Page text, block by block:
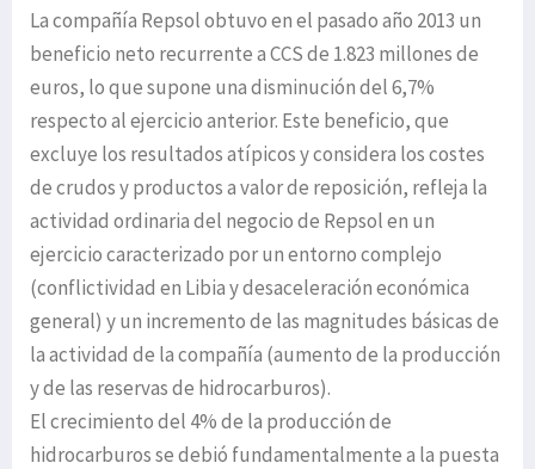
La compañía Repsol obtuvo en el pasado año 2013 un
beneficio neto recurrente a CCS de 1.823 millones de
euros, lo que supone una disminución del 6,7%
respecto al ejercicio anterior. Este beneficio, que
excluye los resultados atípicos y considera los costes
de crudos y productos a valor de reposición, refleja la
actividad ordinaria del negocio de Repsol en un
ejercicio caracterizado por un entorno complejo
(conflictividad en Libia y desaceleración económica
general) y un incremento de las magnitudes básicas de
la actividad de la compañía (aumento de la producción
y de las reservas de hidrocarburos).
El crecimiento del 4% de la producción de
hidrocarburos se debió fundamentalmente a la puesta